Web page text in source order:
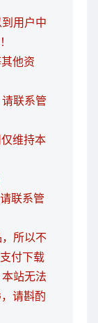
用户中
他资
联系管
维持本
联系管
所以不
付下载
站无法
请斟酌